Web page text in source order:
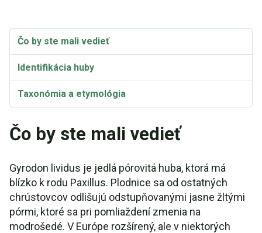
Čo by ste mali vedieť
Identifikácia huby
Taxonómia a etymológia
Čo by ste mali vedieť
Gyrodon lividus je jedlá pórovitá huba, ktorá má
blízko k rodu Paxillus. Plodnice sa od ostatných
chrústovcov odlišujú odstupňovanými jasne žltými
pórmi, ktoré sa pri pomliaždení zmenia na
modrošedé. V Európe rozšírený, ale v niektorých